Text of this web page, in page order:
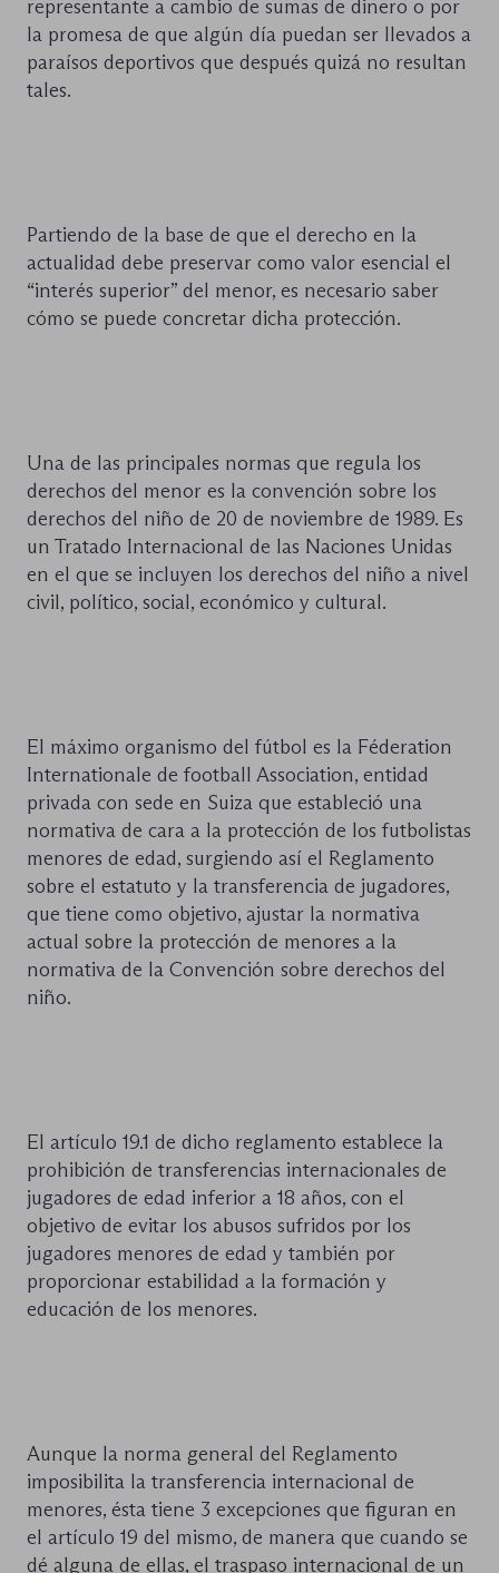
representante a cambio de sumas de dinero o por
la promesa de que algún día puedan ser llevados a
paraísos deportivos que después quizá no resultan
tales.
Partiendo de la base de que el derecho en la
actualidad debe preservar como valor esencial el
“interés superior” del menor, es necesario saber
cómo se puede concretar dicha protección.
Una de las principales normas que regula los
derechos del menor es la convención sobre los
derechos del niño de 20 de noviembre de 1989. Es
un Tratado Internacional de las Naciones Unidas
en el que se incluyen los derechos del niño a nivel
civil, político, social, económico y cultural.
El máximo organismo del fútbol es la Féderation
Internationale de football Association, entidad
privada con sede en Suiza que estableció una
normativa de cara a la protección de los futbolistas
menores de edad, surgiendo así el Reglamento
sobre el estatuto y la transferencia de jugadores,
que tiene como objetivo, ajustar la normativa
actual sobre la protección de menores a la
normativa de la Convención sobre derechos del
niño.
El artículo 19.1 de dicho reglamento establece la
prohibición de transferencias internacionales de
jugadores de edad inferior a 18 años, con el
objetivo de evitar los abusos sufridos por los
jugadores menores de edad y también por
proporcionar estabilidad a la formación y
educación de los menores.
Aunque la norma general del Reglamento
imposibilita la transferencia internacional de
menores, ésta tiene 3 excepciones que figuran en
el artículo 19 del mismo, de manera que cuando se
dé alguna de ellas, el traspaso internacional de un